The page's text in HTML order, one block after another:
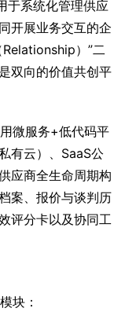
于系统化管理供应
开展业务交互的企
）”二
双向的价值共创平
微服务+低代码平
有云）、SaaS公
应商全生命周期构
案、报价与谈判历
评分卡以及协同工
块：